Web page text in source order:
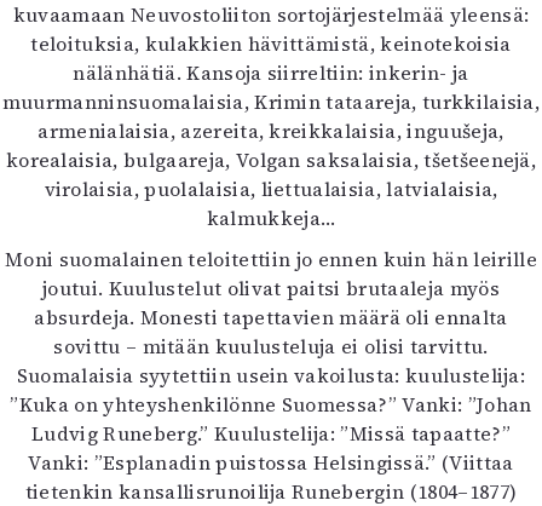
kuvaamaan Neuvostoliiton sortojärjestelmää yleensä:
teloituksia, kulakkien hävittämistä, keinotekoisia
nälänhätiä. Kansoja siirreltiin: inkerin- ja
muurmanninsuomalaisia, Krimin tataareja, turkkilaisia,
armenialaisia, azereita, kreikkalaisia, inguušeja,
korealaisia, bulgaareja, Volgan saksalaisia, tšetšeenejä,
virolaisia, puolalaisia, liettualaisia, latvialaisia,
kalmukkeja…
Moni suomalainen teloitettiin jo ennen kuin hän leirille
joutui. Kuulustelut olivat paitsi brutaaleja myös
absurdeja. Monesti tapettavien määrä oli ennalta
sovittu – mitään kuulusteluja ei olisi tarvittu.
Suomalaisia syytettiin usein vakoilusta: kuulustelija:
”Kuka on yhteyshenkilönne Suomessa?” Vanki: ”Johan
Ludvig Runeberg.” Kuulustelija: ”Missä tapaatte?”
Vanki: ”Esplanadin puistossa Helsingissä.” (Viittaa
tietenkin kansallisrunoilija Runebergin (1804–1877)